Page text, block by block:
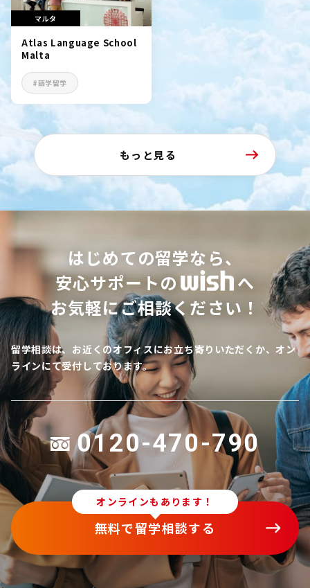
マルタ
Atlas Language School
Malta
#語学留学
もっと見る
はじめての留学なら、
安心サポートの
へ
お気軽にご相談ください！
留学相談は、お近くのオフィスにお立ち寄りいただくか、オン
ラインにて受付しております。
0120-470-790
オンラインもあります！
無料で留学相談する